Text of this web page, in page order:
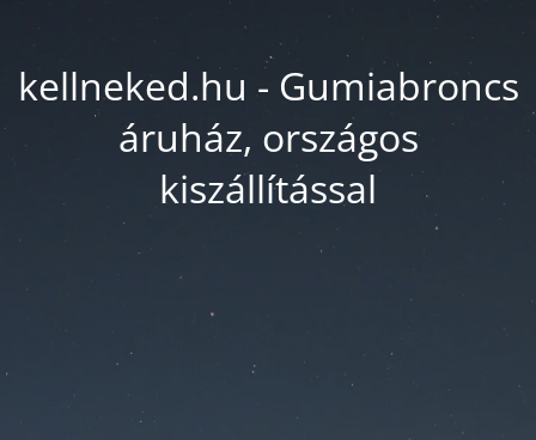
kellneked.hu - Gumiabroncs
áruház, országos
kiszállítással